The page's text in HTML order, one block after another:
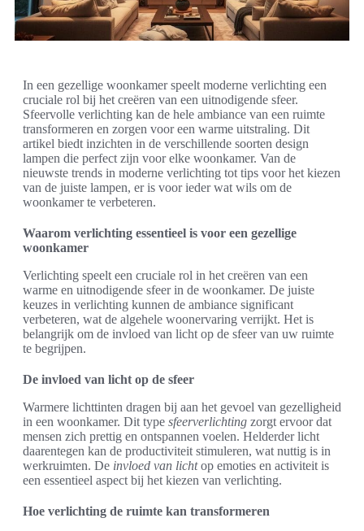
In een gezellige woonkamer speelt moderne verlichting een
cruciale rol bij het creëren van een uitnodigende sfeer.
Sfeervolle verlichting kan de hele ambiance van een ruimte
transformeren en zorgen voor een warme uitstraling. Dit
artikel biedt inzichten in de verschillende soorten design
lampen die perfect zijn voor elke woonkamer. Van de
nieuwste trends in moderne verlichting tot tips voor het kiezen
van de juiste lampen, er is voor ieder wat wils om de
woonkamer te verbeteren.
Waarom verlichting essentieel is voor een gezellige
woonkamer
Verlichting speelt een cruciale rol in het creëren van een
warme en uitnodigende sfeer in de woonkamer. De juiste
keuzes in verlichting kunnen de ambiance significant
verbeteren, wat de algehele woonervaring verrijkt. Het is
belangrijk om de invloed van licht op de sfeer van uw ruimte
te begrijpen.
De invloed van licht op de sfeer
Warmere lichttinten dragen bij aan het gevoel van gezelligheid
in een woonkamer. Dit type sfeerverlichting zorgt ervoor dat
mensen zich prettig en ontspannen voelen. Helderder licht
daarentegen kan de productiviteit stimuleren, wat nuttig is in
werkruimten. De invloed van lichtop emoties en activiteit is
een essentieel aspect bij het kiezen van verlichting.
Hoe verlichting de ruimte kan transformeren